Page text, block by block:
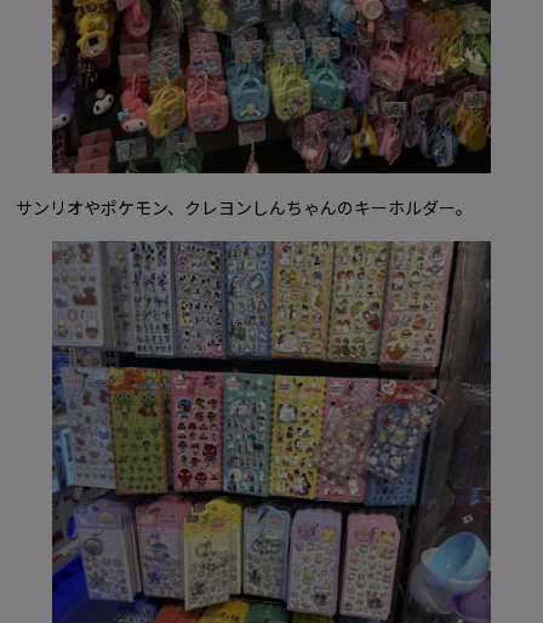
サンリオやポケモン、クレヨンしんちゃんのキーホルダー。